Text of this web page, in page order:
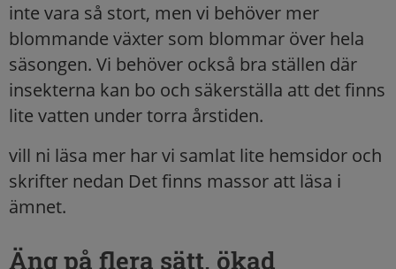
inte vara så stort, men vi behöver mer
blommande växter som blommar över hela
säsongen. Vi behöver också bra ställen där
insekterna kan bo och säkerställa att det finns
lite vatten under torra årstiden.
vill ni läsa mer har vi samlat lite hemsidor och
skrifter nedan Det finns massor att läsa i
ämnet.
Äng på flera sätt, ökad